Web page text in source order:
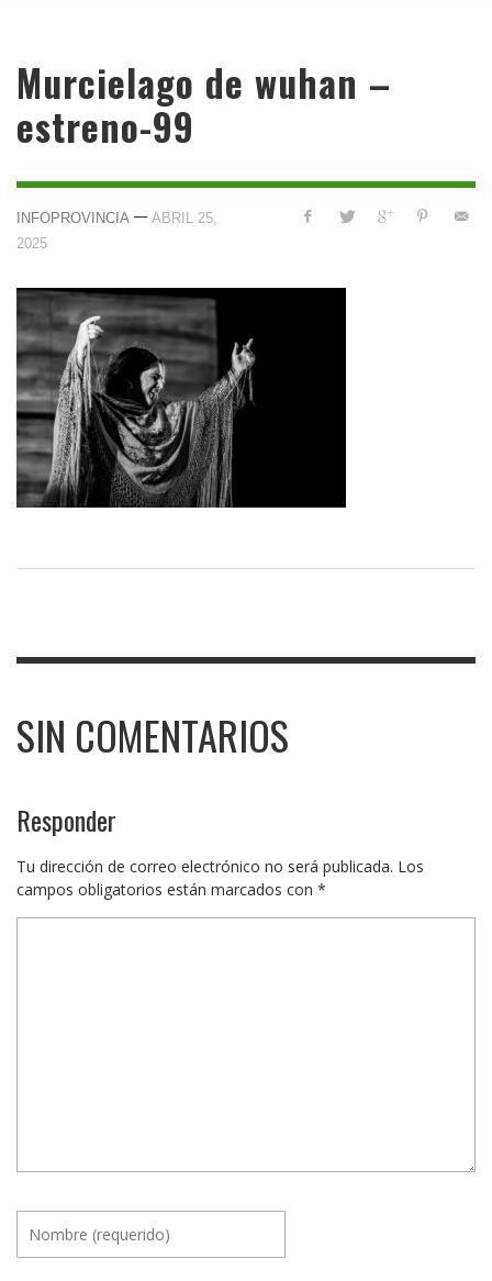
Murcielago de wuhan –
estreno-99
INFOPROVINCIA — ABRIL 25,
2025
SIN COMENTARIOS
Responder
Tu dirección de correo electrónico no será publicada. Los
campos obligatorios están marcados con *